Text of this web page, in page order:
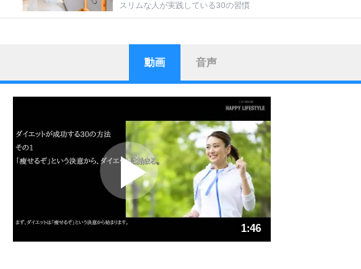
スリムな人が実践している30の習慣
1
ストレス対策
他人と比べない。
いっそのこと、他人を見ない。
いらいらしない人になる30の方法
プラス思考
ポジティブになれない原因は、行動しないから。
ポジティブ思考になる30の方法
ストレス対策
人生、なんとかなるもの。
気楽に生きる30の方法
動画 音声
1:46